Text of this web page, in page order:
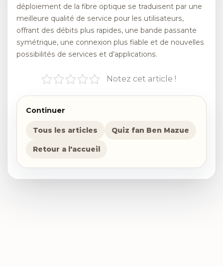
déploiement de la fibre optique se traduisent par une
meilleure qualité de service pour les utilisateurs,
offrant des débits plus rapides, une bande passante
symétrique, une connexion plus fiable et de nouvelles
possibilités de services et d’applications.
Notez cet article !
Continuer
Tous les articles Quiz fan Ben Mazue
Retour a l'accueil